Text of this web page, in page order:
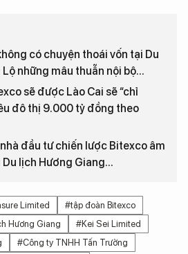
có chuyện thoái vốn tại Du
những mâu thuẫn nội bộ...
sẽ được Lào Cai sẽ “chỉ
đô thị 9.000 tỷ đồng theo
đầu tư chiến lược Bitexco âm
lịch Hương Giang...
Limited
#tập đoàn Bitexco
Hương Giang
#Kei Sei Limited
#Công ty TNHH Tấn Trường